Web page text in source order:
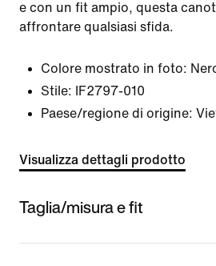
e con un fit ampio, questa
affrontare qualsiasi sfida.
Colore mostrato in foto:
Stile:
IF2797-010
Paese/regione di origine:
Visualizza dettagli prodotto
Taglia/misura e fit